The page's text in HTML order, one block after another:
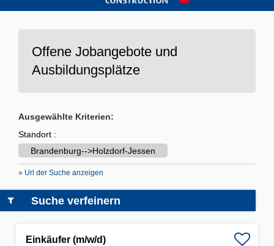
Offene Jobangebote und
Ausbildungsplätze
Ausgewählte Kriterien:
Standort :
Brandenburg-->Holzdorf-Jessen
» Url der Suche anzeigen
Einkäufer (m/w/d)
Suche verfeinern